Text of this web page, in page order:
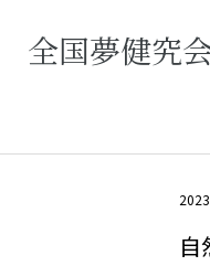
全国夢健究
自